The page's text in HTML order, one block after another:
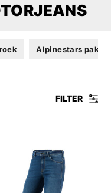
Alpinestars pak
FILTER